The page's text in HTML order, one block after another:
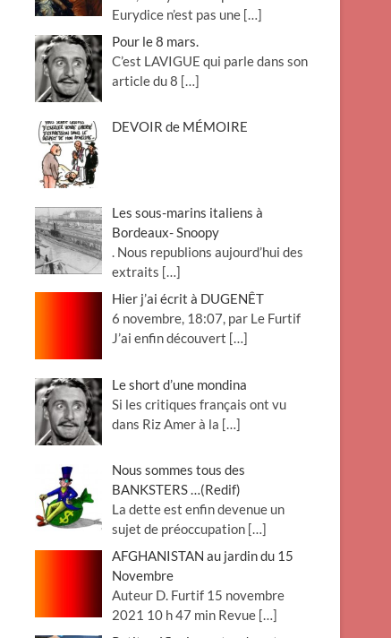
Eurydice n’est pas une […]
Pour le 8 mars.
C’est LAVIGUE qui parle dans son
article du 8 […]
DEVOIR de MÉMOIRE
Les sous-marins italiens à
Bordeaux- Snoopy
. Nous republions aujourd’hui des
extraits […]
Hier j’ai écrit à DUGENÊT
6 novembre, 18:07, par Le Furtif
J’ai enfin découvert […]
Le short d’une mondina
Si les critiques français ont vu
dans Riz Amer à la […]
Nous sommes tous des
BANKSTERS …(Redif)
La dette est enfin devenue un
sujet de préoccupation […]
AFGHANISTAN au jardin du 15
Novembre
Auteur D. Furtif 15 novembre
2021 10 h 47 min Revue […]